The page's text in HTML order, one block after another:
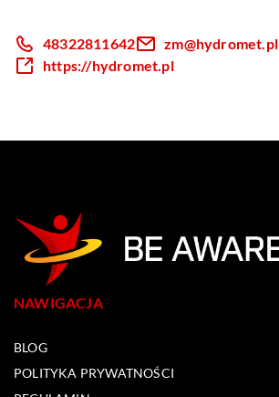
48322811642
zm@hydromet.pl
https://hydromet.pl
NAWIGACJA
BLOG
POLITYKA PRYWATNOŚCI